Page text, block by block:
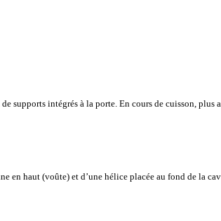
supports intégrés à la porte. En cours de cuisson,
en haut (voûte) et d’une hélice placée au fond de la